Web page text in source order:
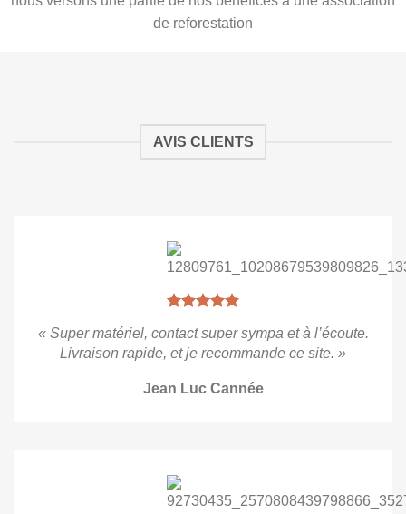
de reforestation
AVIS CLIENTS
« Super matériel, contact super sympa et à l’écoute.
Livraison rapide, et je recommande ce site. »
Jean Luc Cannée